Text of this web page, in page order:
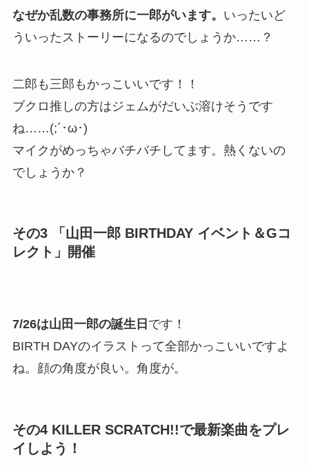
なぜか乱数の事務所に一郎がいます。 いったいど
ういったストーリーになるのでしょうか……？
二郎も三郎もかっこいいです！！
ブクロ推しの方はジェムがだいぶ溶けそうです
ね……(;´･ω･)
マイクがめっちゃバチバチしてます。熱くないの
でしょうか？
その3 「山田一郎 BIRTHDAY イベント＆Gコ
レクト」開催
7/26は山田一郎の誕生日 です！
BIRTH DAYのイラストって全部かっこいいですよ
ね。顔の角度が良い。角度が。
その4 KILLER SCRATCH!!で最新楽曲をプレ
イしよう！